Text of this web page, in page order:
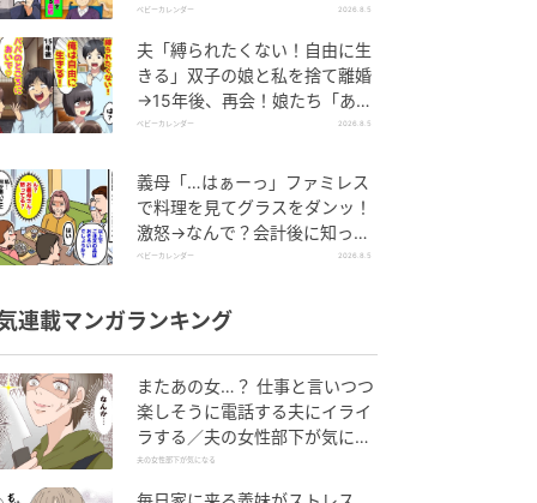
顔面蒼白のワケ
ベビーカレンダー 2026.8.5
夫「縛られたくない！自由に生
きる」双子の娘と私を捨て離婚
→15年後、再会！娘たち「あん
た誰？」論破された元夫は
ベビーカレンダー 2026.8.5
義母「…はぁーっ」ファミレス
で料理を見てグラスをダンッ！
激怒→なんで？会計後に知った
暗黙のルール
ベビーカレンダー 2026.8.5
連載マンガランキング
またあの女…？ 仕事と言いつつ
楽しそうに電話する夫にイライ
ラする／夫の女性部下が気にな
る（1）【夫婦の危機 まんが】
夫の女性部下が気になる